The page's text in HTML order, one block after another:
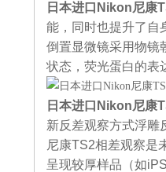
日本进口Nikon尼康
能，同时也提升了自
倒置显微镜采用物镜
状态，荧光蛋白的表
日本进口Nikon尼康
新反差观察方式浮雕
尼康TS2相差观察是
呈现较厚样品（如